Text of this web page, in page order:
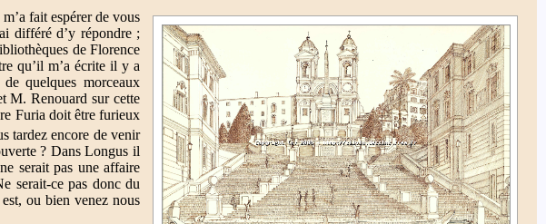
fait espérer de vous
différé d’y répondre ;
de Florence
qu’il m’a écrite il y a
quelques morceaux
M. Renouard sur cette
Furia doit être furieux
tardez encore de venir
? Dans Longus il
serait pas une affaire
serait-ce pas donc du
ou bien venez nous